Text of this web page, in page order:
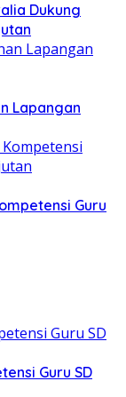
Dukung
Lapangan
Guru
Guru SD